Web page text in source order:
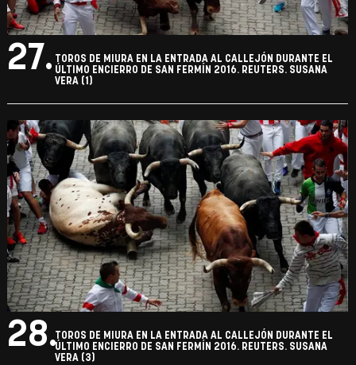
27. TOROS DE MIURA EN LA ENTRADA AL CALLEJÓN DURANTE EL
ÚLTIMO ENCIERRO DE SAN FERMÍN 2016. REUTERS. SUSANA
VERA (1)
28. TOROS DE MIURA EN LA ENTRADA AL CALLEJÓN DURANTE EL
ÚLTIMO ENCIERRO DE SAN FERMÍN 2016. REUTERS. SUSANA
VERA (3)